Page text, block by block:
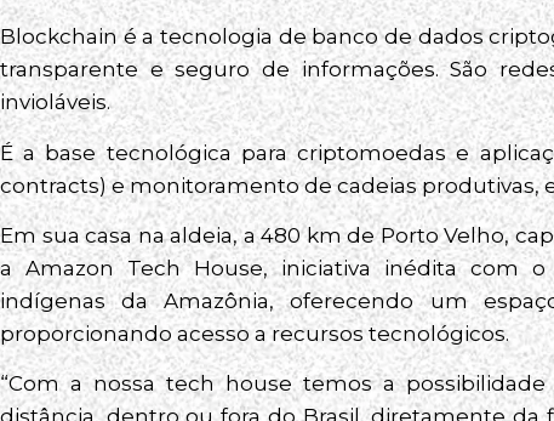
Blockchain é a tecnologia de banco de dados
transparente e seguro de informações. São
invioláveis.
É a base tecnológica para criptomoedas e
contracts) e monitoramento de cadeias produtivas,
Em sua casa na aldeia, a 480 km de Porto Velho,
a Amazon Tech House, iniciativa inédita com
indígenas da Amazônia, oferecendo um
proporcionando acesso a recursos tecnológicos.
“Com a nossa tech house temos a